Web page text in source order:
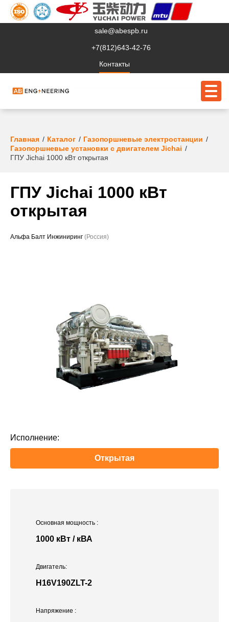
sale@abespb.ru
+7(812)643-42-76
Контакты
О компании
Клиентам
Сервис
Судовое ЭО
Проекты
Главная Каталог
Газопоршневые электростанции
Газопоршневые установки с двигателем Jichai
ГПУ Jichai 1000 кВт открытая
ГПУ Jichai 1000 кВт
открытая
Альфа Балт Инжиниринг (Россия)
Исполнение:
Открытая
Основная мощность :
1000 кВт / кВА
Двигатель:
H16V190ZLT-2
Напряжение :